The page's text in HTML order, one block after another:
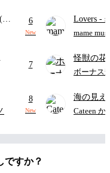
い
6
New
Lovers -
ト)
mame
7
怪獣の
ードパー
ボーナス
8
New
海の見
Cateen か
ですか？